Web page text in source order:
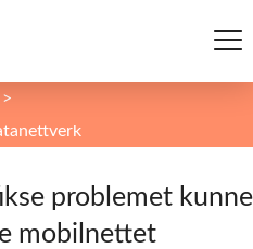
>
problemet kunne
mobilnettet